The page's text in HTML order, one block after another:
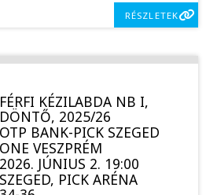
RÉSZLETEK
FÉRFI KÉZILABDA NB I,
DÖNTŐ, 2025/26
OTP BANK-PICK SZEGED
ONE VESZPRÉM
2026. JÚNIUS 2. 19:00
SZEGED, PICK ARÉNA